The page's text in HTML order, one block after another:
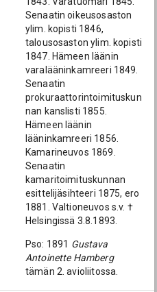
Senaatin oikeusosaston
ylim. kopisti 1846,
talousosaston ylim. kopisti
1847. Hämeen läänin
varalääninkamreeri 1849.
Senaatin
prokuraattorintoimituskun
nan kanslisti 1855.
Hämeen läänin
lääninkamreeri 1856.
Kamarineuvos 1869.
Senaatin
kamaritoimituskunnan
esittelijäsihteeri 1875, ero
1881. Valtioneuvos s.v. †
Helsingissä 3.8.1893.
Pso: 1891 Gustava
Antoinette Hamberg
tämän 2. avioliitossa.